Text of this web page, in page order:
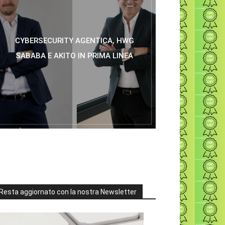
CYBERSECURITY AGENTICA, HWG
SABABA E AKITO IN PRIMA LINEA
aggiornato con la nostra Newsletter